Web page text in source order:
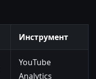
Инструмент
YouTube
Analytics